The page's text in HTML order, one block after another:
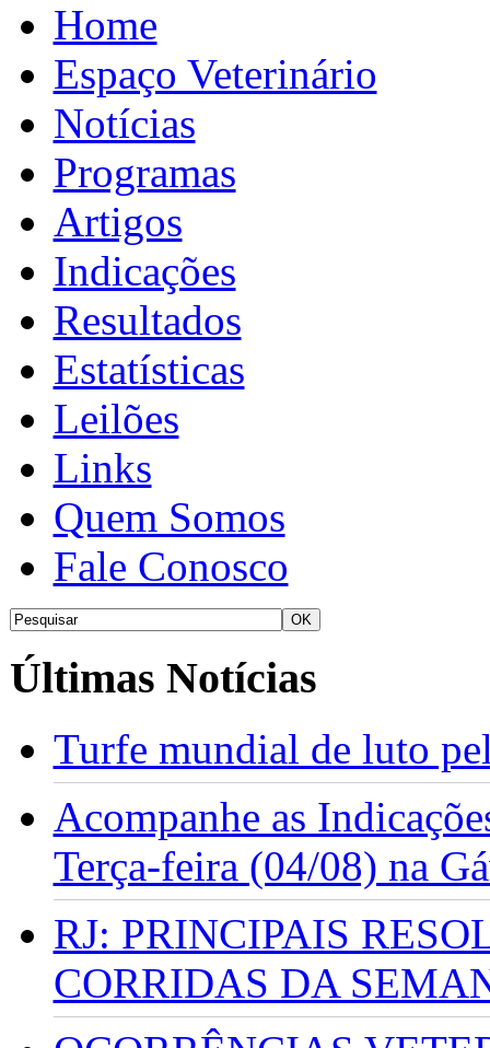
Home
Espaço Veterinário
Notícias
Programas
Artigos
Indicações
Resultados
Estatísticas
Leilões
Links
Quem Somos
Fale Conosco
Últimas Notícias
Turfe mundial de luto
Acompanhe as
Terça-feira (04/08) na
RJ: PRINCIPAIS
CORRIDAS DA